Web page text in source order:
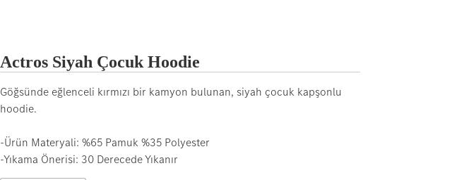
Actros Siyah Çocuk Hoodie
Göğsünde eğlenceli kırmızı bir kamyon bulunan, siyah çocuk kapşonlu
hoodie.
-Ürün Materyali: %65 Pamuk %35 Polyester
-Yıkama Önerisi: 30 Derecede Yıkanır